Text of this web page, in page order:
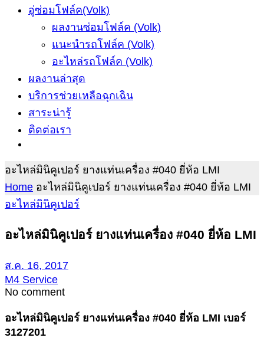
อู่ซ่อมโฟล์ค(Volk)
ผลงานซ่อมโฟล์ค (Volk)
แนะนำรถโฟล์ค (Volk)
อะไหล่รถโฟล์ค (Volk)
ผลงานล่าสุด
บริการช่วยเหลือฉุกเฉิน
สาระน่ารู้
ติดต่อเรา
อะไหล่มินิคูเปอร์ ยางแท่นเครื่อง #040 ยี่ห้อ LMI
Home อะไหล่มินิคูเปอร์ ยางแท่นเครื่อง #040 ยี่ห้อ LMI
อะไหล่มินิคูเปอร์
อะไหล่มินิคูเปอร์ ยางแท่นเครื่อง #040 ยี่ห้อ LMI
ส.ค. 16, 2017
M4 Service
No comment
อะไหล่มินิคูเปอร์ ยางแท่นเครื่อง #040 ยี่ห้อ LMI เบอร์
3127201